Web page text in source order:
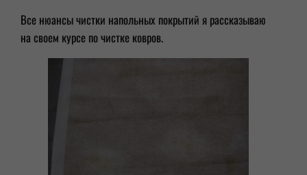
Все нюансы чистки напольных покрытий я рассказываю
на своем курсе по чистке ковров.